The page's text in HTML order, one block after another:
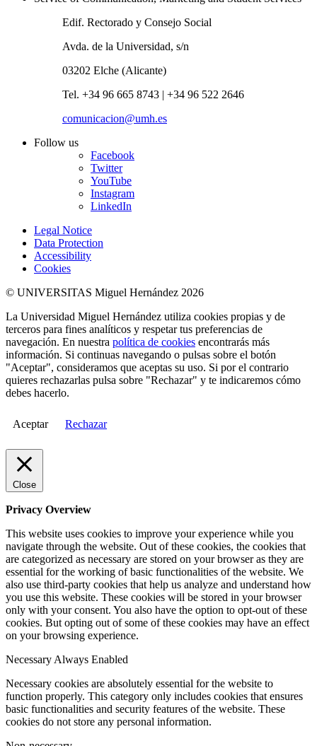
Edif. Rectorado y Consejo Social
Avda. de la Universidad, s/n
03202 Elche (Alicante)
Tel. +34 96 665 8743 | +34 96 522 2646
comunicacion@umh.es
Follow us
Facebook
Twitter
YouTube
Instagram
LinkedIn
Legal Notice
Data Protection
Accessibility
Cookies
© UNIVERSITAS Miguel Hernández 2026
La Universidad Miguel Hernández utiliza cookies propias y de
terceros para fines analíticos y respetar tus preferencias de
navegación. En nuestra política de cookies encontrarás más
información. Si continuas navegando o pulsas sobre el botón
"Aceptar", consideramos que aceptas su uso. Si por el contrario
quieres rechazarlas pulsa sobre "Rechazar" y te indicaremos cómo
debes hacerlo.
Aceptar Rechazar
Close
Privacy Overview
This website uses cookies to improve your experience while you
navigate through the website. Out of these cookies, the cookies that
are categorized as necessary are stored on your browser as they are
essential for the working of basic functionalities of the website. We
also use third-party cookies that help us analyze and understand how
you use this website. These cookies will be stored in your browser
only with your consent. You also have the option to opt-out of these
cookies. But opting out of some of these cookies may have an effect
on your browsing experience.
Necessary Always Enabled
Necessary cookies are absolutely essential for the website to
function properly. This category only includes cookies that ensures
basic functionalities and security features of the website. These
cookies do not store any personal information.